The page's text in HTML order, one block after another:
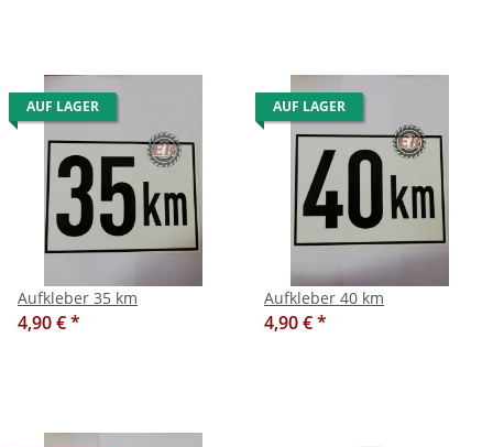
AUF LAGER
Aufkleber 35 km
4,90 €*
AUF LAGER
Aufkleber 40 km
4,90 €*